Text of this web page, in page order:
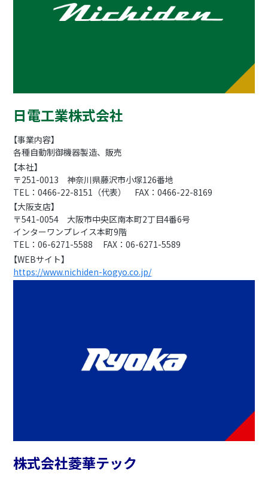
日電工業株式会社
【事業内容】
各種自動制御機器製造、販売
【本社】
〒251-0013 神奈川県藤沢市小塚126番地
TEL：0466-22-8151（代表） FAX：0466-22-8169
【大阪支店】
〒541-0054 大阪市中央区南本町2丁目4番6号
インターワンプレイス本町9階
TEL：06-6271-5588 FAX：06-6271-5589
【WEBサイト】
https://www.nichiden-kogyo.co.jp/
株式会社菱華テック